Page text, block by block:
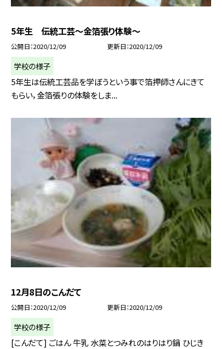
5年生 伝統工芸〜金箔張り体験〜
公開日 2020/12/09 更新日 2020/12/09
学校の様子
5年生は伝統工芸品を学ぼうという事で箔押師さんにきて
もらい，金箔張りの体験をしま...
12月8日のこんだて
公開日 2020/12/09 更新日 2020/12/09
学校の様子
[こんだて] ごはん 牛乳 水菜とつみれのはりはり鍋 ひじき